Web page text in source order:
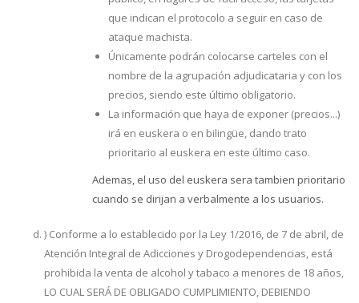
que indican el protocolo a seguir en caso de
ataque machista.
Únicamente podrán colocarse carteles con el
nombre de la agrupación adjudicataria y con los
precios, siendo este último obligatorio.
La información que haya de exponer (precios...)
irá en euskera o en bilingüe, dando trato
prioritario al euskera en este último caso.
Ademas, el uso del euskera sera tambien prioritario
cuando se dirijan a verbalmente a los usuarios.
) Conforme a lo establecido por la Ley 1/2016, de 7 de abril, de
Atención Integral de Adicciones y Drogodependencias, está
prohibida la venta de alcohol y tabaco a menores de 18 años,
LO CUAL SERÁ DE OBLIGADO CUMPLIMIENTO, DEBIENDO